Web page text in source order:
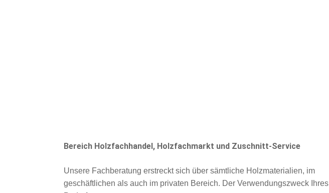
Bereich Holzfachhandel, Holzfachmarkt und Zuschnitt-Service
Unsere Fachberatung erstreckt sich über sämtliche Holzmaterialien, im
geschäftlichen als auch im privaten Bereich. Der Verwendungszweck Ihres